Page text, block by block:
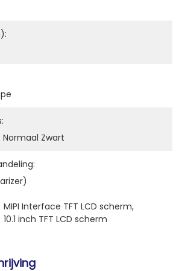
Normaal Zwart
MIPI Interface TFT LCD scherm,
10.1 inch TFT LCD scherm